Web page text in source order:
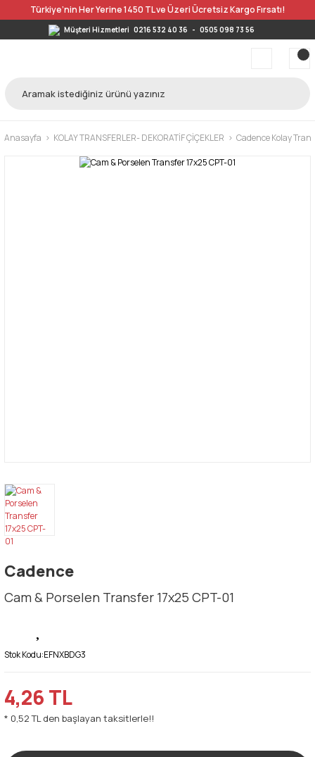
Türkiye’nin Her Yerine 1450 TL ve Üzeri Ücretsiz Kargo Fırsatı!
Müşteri Hizmetleri 0216 532 40 36 - 0505 098 73 56
Anasayfa KOLAY TRANSFERLER- DEKORATİF ÇİÇEKLER Cadence Kolay
Cadence
Cam & Porselen Transfer 17x25 CPT-01
Stok Kodu:EFNXBDG3
4,26 TL
* 0,52 TL den başlayan taksitlerle!!